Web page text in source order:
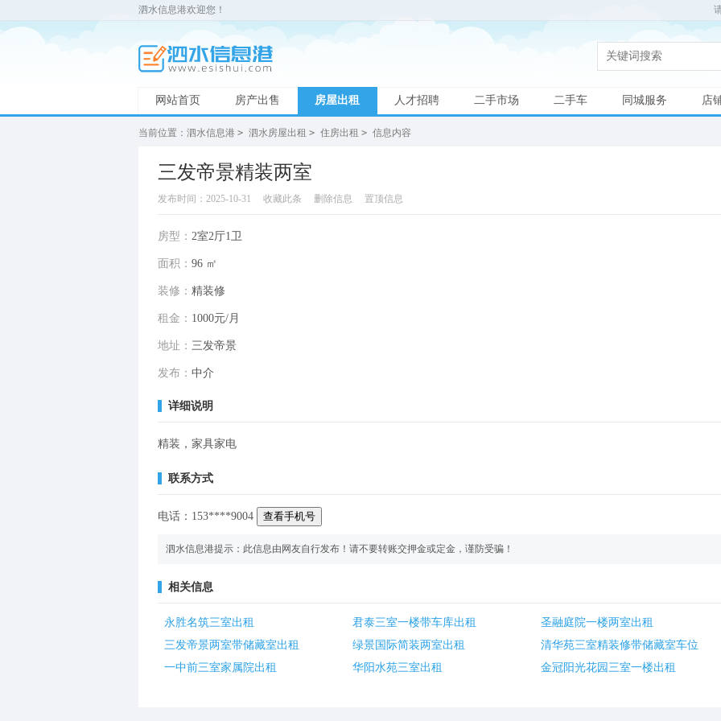
泗水信息港欢迎您！
网站首页 房产出售 房屋出租 人才招聘 二手市场 二手车 同城服务 店
当前位置： 泗水信息港 > 泗水房屋出租 > 住房出租 > 信息内容
三发帝景精装两室
发布时间：2025-10-31 收藏此条 删除信息 置顶信息
房型： 2室2厅1卫
面积： 96 ㎡
装修： 精装修
租金： 1000元/月
地址： 三发帝景
发布： 中介
详细说明
精装，家具家电
联系方式
电话： 153****9004 查看手机号
泗水信息港提示：此信息由网友自行发布！请不要转账交押金或定金，谨防受骗！
相关信息
永胜名筑三室出租 君泰三室一楼带车库出租
圣融庭院一楼两室出租
三发帝景两室带储藏室出租
绿景国际简装两室出租
清华苑三室精装修带储藏室车位
一中前三室家属院出租
华阳水苑三室出租 金冠阳光花园三室一楼出租